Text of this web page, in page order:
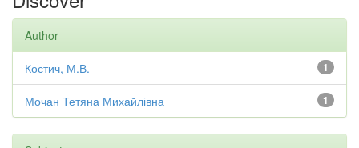
Author
1
Костич, М.В.
1
Мочан Тетяна Михайлівна